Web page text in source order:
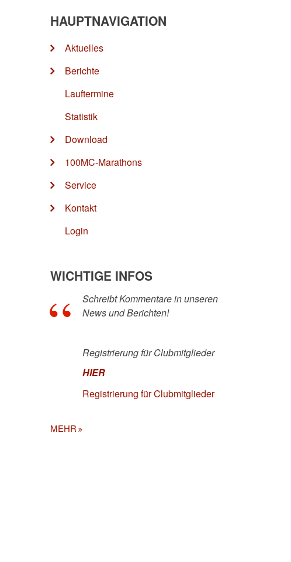
HAUPTNAVIGATION
Aktuelles
Berichte
Lauftermine
Statistik
Download
100MC-Marathons
Service
Kontakt
Login
WICHTIGE INFOS
Schreibt Kommentare in unseren
News und Berichten!
Registrierung für Clubmitglieder
HIER
Registrierung für Clubmitglieder
MEHR